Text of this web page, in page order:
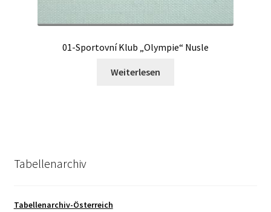
01-Sportovní Klub „Olympie“ Nusle
Weiterlesen
Tabellenarchiv
Tabellenarchiv-Österreich